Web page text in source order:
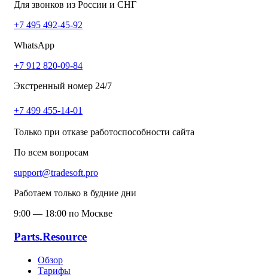
Для звонков из России и СНГ
+7 495 492-45-92
WhatsApp
+7 912 820-09-84
Экстренный номер 24/7
+7 499 455-14-01
Только при отказе работоспособности сайта
По всем вопросам
support@tradesoft.pro
Работаем только в будние дни
9:00 — 18:00 по Москве
Parts.Resource
Обзор
Тарифы